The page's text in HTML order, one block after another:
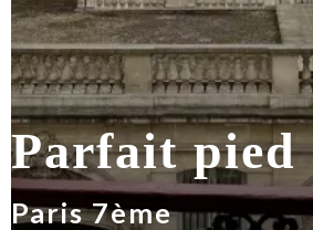
Parfait pied
Paris 7ème